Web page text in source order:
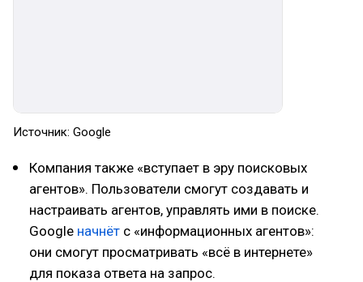
Источник: Google
Компания также «вступает в эру поисковых
агентов». Пользователи смогут создавать и
настраивать агентов, управлять ими в поиске.
Google начнёт с «информационных агентов»:
они смогут просматривать «всё в интернете»
для показа ответа на запрос.